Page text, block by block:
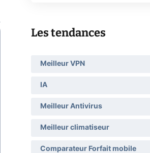
Les tendances
Meilleur VPN
IA
Meilleur Antivirus
Meilleur climatiseur
Comparateur Forfait mobile